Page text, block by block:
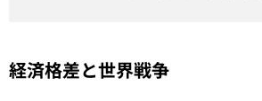
経済格差と世界戦争